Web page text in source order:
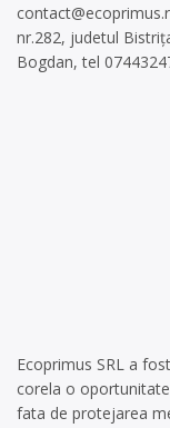
nr.282, judetul
Bogdan, tel
Ecoprimus SRL a
corela o
fata de protejarea